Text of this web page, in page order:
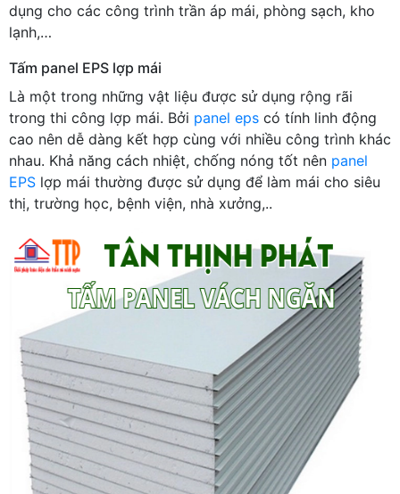
dụng cho các công trình trần áp mái, phòng sạch, kho
lạnh,…
Tấm panel EPS lợp mái
Là một trong những vật liệu được sử dụng rộng rãi
trong thi công lợp mái. Bởi panel eps có tính linh động
cao nên dễ dàng kết hợp cùng với nhiều công trình khác
nhau. Khả năng cách nhiệt, chống nóng tốt nên panel
EPS lợp mái thường được sử dụng để làm mái cho siêu
thị, trường học, bệnh viện, nhà xưởng,..